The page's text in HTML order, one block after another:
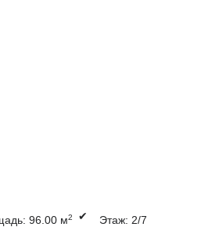
96.00 м2 ✔ Этаж: 2/7